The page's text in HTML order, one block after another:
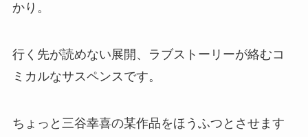
かり。
行く先が読めない展開、ラブストーリーが絡むコ
ミカルなサスペンスです。
ちょっと三谷幸喜の某作品をほうふつとさせます